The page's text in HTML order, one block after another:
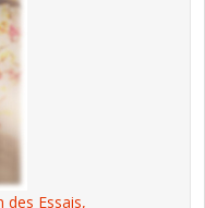
des Essais,